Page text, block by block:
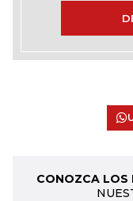
CONOZCA LOS